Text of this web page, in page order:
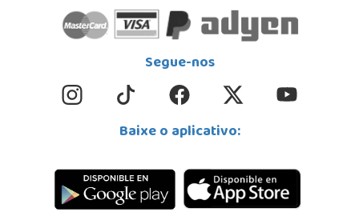
Segue-nos
Baixe o aplicativo: